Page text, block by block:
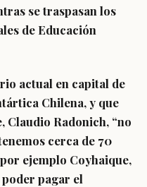
se traspasan los
de Educación
actual en capital de
Chilena, y que
Claudio Radonich, “no
cerca de 70
ejemplo Coyhaique,
pagar el